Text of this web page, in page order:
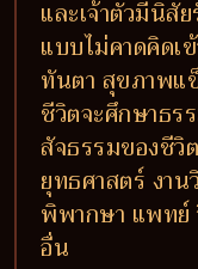
และเจ้าตัวมีนิสั
แบบไม่คาดคิดเ
ทันตา สุขภาพแ
ชีวิตจะศึกษาธร
สัจธรรมของชีวิ
ยุทธศาสตร์ งาน
พิพากษา แพทย์
อื่น